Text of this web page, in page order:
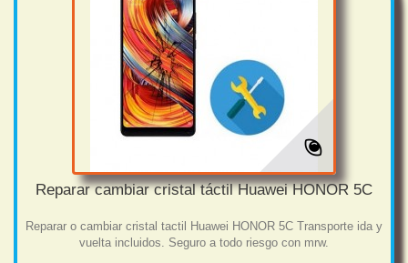
Reparar cambiar cristal táctil Huawei HONOR 5C
Reparar o cambiar cristal tactil Huawei HONOR 5C Transporte ida y
vuelta incluidos. Seguro a todo riesgo con mrw.